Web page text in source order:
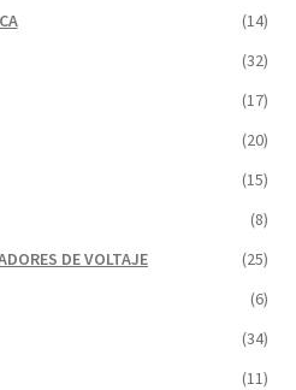
(14)
(32)
(17)
(20)
(15)
(8)
DE VOLTAJE
(25)
(6)
(34)
(11)